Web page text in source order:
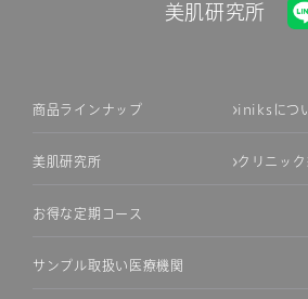
美肌研究所
商品ラインナップ iniksにつ
美肌研究所 クリニッ
お得な定期コース
サンプル取扱い医療機関